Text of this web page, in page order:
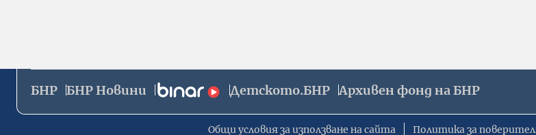
БНР БНР Новини Детското.БНР Архивен фонд на БНР
Общи условия за използване на сайта Политика за